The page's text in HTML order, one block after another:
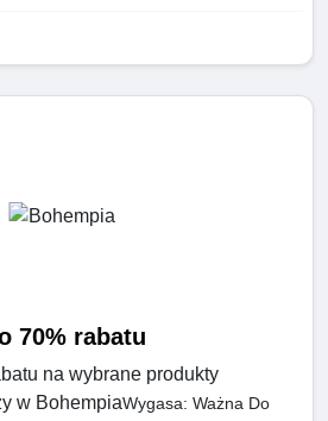
70% rabatu
na wybrane produkty
w BohempiaWygasa: Ważna Do